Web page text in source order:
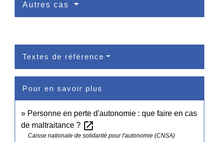
Autres cas
Textes de référence
Pour en savoir plus
Personne en perte d'autonomie : que faire en cas
de maltraitance ? open_in_new
Caisse nationale de solidarité pour l'autonomie (CNSA)